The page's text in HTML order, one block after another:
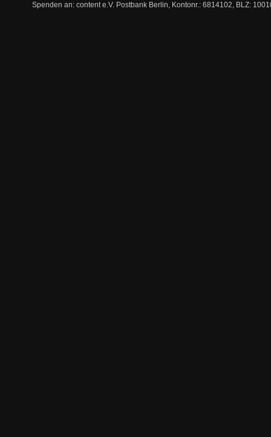
Spenden an: content e.V. Postbank Berlin, Kontonr.: 6814102, BLZ: